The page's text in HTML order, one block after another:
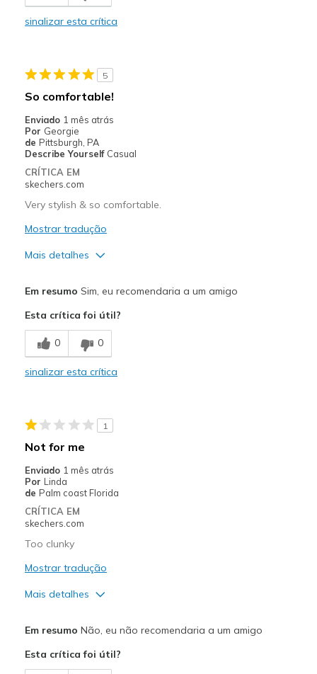
Durable
Casual Wear
Width
Sizing
Feels true to size
View On Shoes
sinalizar esta crítica
5
So comfortable!
Enviado 1 mês atrás
Por Georgie
de Pittsburgh, PA
Describe Yourself Casual
CRÍTICA EM
skechers.com
Very stylish & so comfortable.
Mostrar tradução
Mais detalhes
Comfortable
Stylish
Going Out
Width
Feels true to width
Sizing
View On Shoes
Em resumo Sim, eu recomendaria a um amigo
Esta crítica foi útil?
0 0
sinalizar esta crítica
1
Not for me
Enviado 1 mês atrás
Por Linda
de Palm coast Florida
CRÍTICA EM
skechers.com
Too clunky
Mostrar tradução
Mais detalhes
Poor Cushioning
Em resumo Não, eu não recomendaria a um amigo
Esta crítica foi útil?